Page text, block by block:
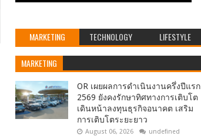
MARKETING TECHNOLOGY LIFESTYLE
MARKETING
OR เผยผลการดำเนินงานครึ่งปีแรก
2569 ยังคงรักษาทิศทางการเติบโต
เดินหน้าลงทุนธุรกิจอนาคต เสริม
การเติบโตระยะยาว
August 06, 2026 undefined